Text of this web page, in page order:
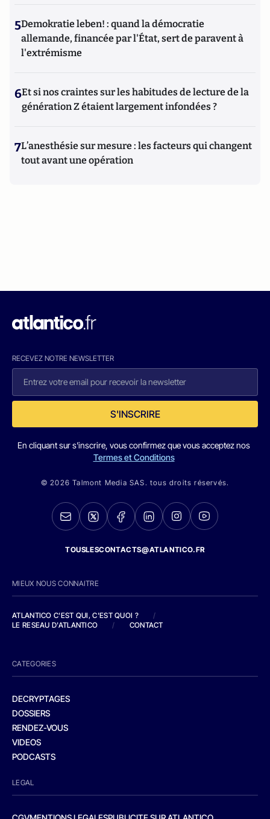
5Demokratie leben! : quand la démocratie
allemande, financée par l'État, sert de paravent à
l'extrémisme
6Et si nos craintes sur les habitudes de lecture de la
génération Z étaient largement infondées ?
7L’anesthésie sur mesure : les facteurs qui changent
tout avant une opération
RECEVEZ NOTRE NEWSLETTER
S'INSCRIRE
En cliquant sur s'inscrire, vous confirmez que vous acceptez nos
Termes et Conditions
© 2026 Talmont Media SAS. tous droits réservés.
TOUSLESCONTACTS@ATLANTICO.FR
MIEUX NOUS CONNAITRE
ATLANTICO C'EST QUI, C'EST QUOI ?
/
LE RESEAU D'ATLANTICO
/ CONTACT
CATEGORIES
DECRYPTAGES
DOSSIERS
RENDEZ-VOUS
VIDEOS
PODCASTS
LEGAL